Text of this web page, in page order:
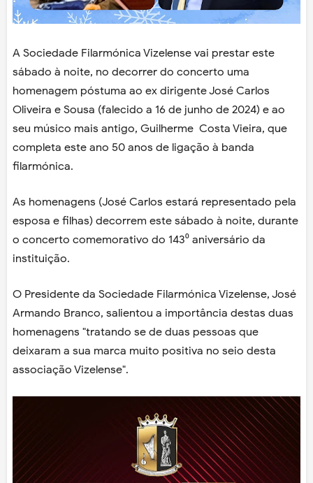
A Sociedade Filarmónica Vizelense vai prestar este
sábado à noite, no decorrer do concerto uma
homenagem póstuma ao ex dirigente José Carlos
Oliveira e Sousa (falecido a 16 de junho de 2024) e ao
seu músico mais antigo, Guilherme Costa Vieira, que
completa este ano 50 anos de ligação à banda
filarmónica.
As homenagens (José Carlos estará representado pela
esposa e filhas) decorrem este sábado à noite, durante
o concerto comemorativo do 143⁰ aniversário da
instituição.
O Presidente da Sociedade Filarmónica Vizelense, José
Armando Branco, salientou a importância destas duas
homenagens "tratando se de duas pessoas que
deixaram a sua marca muito positiva no seio desta
associação Vizelense".